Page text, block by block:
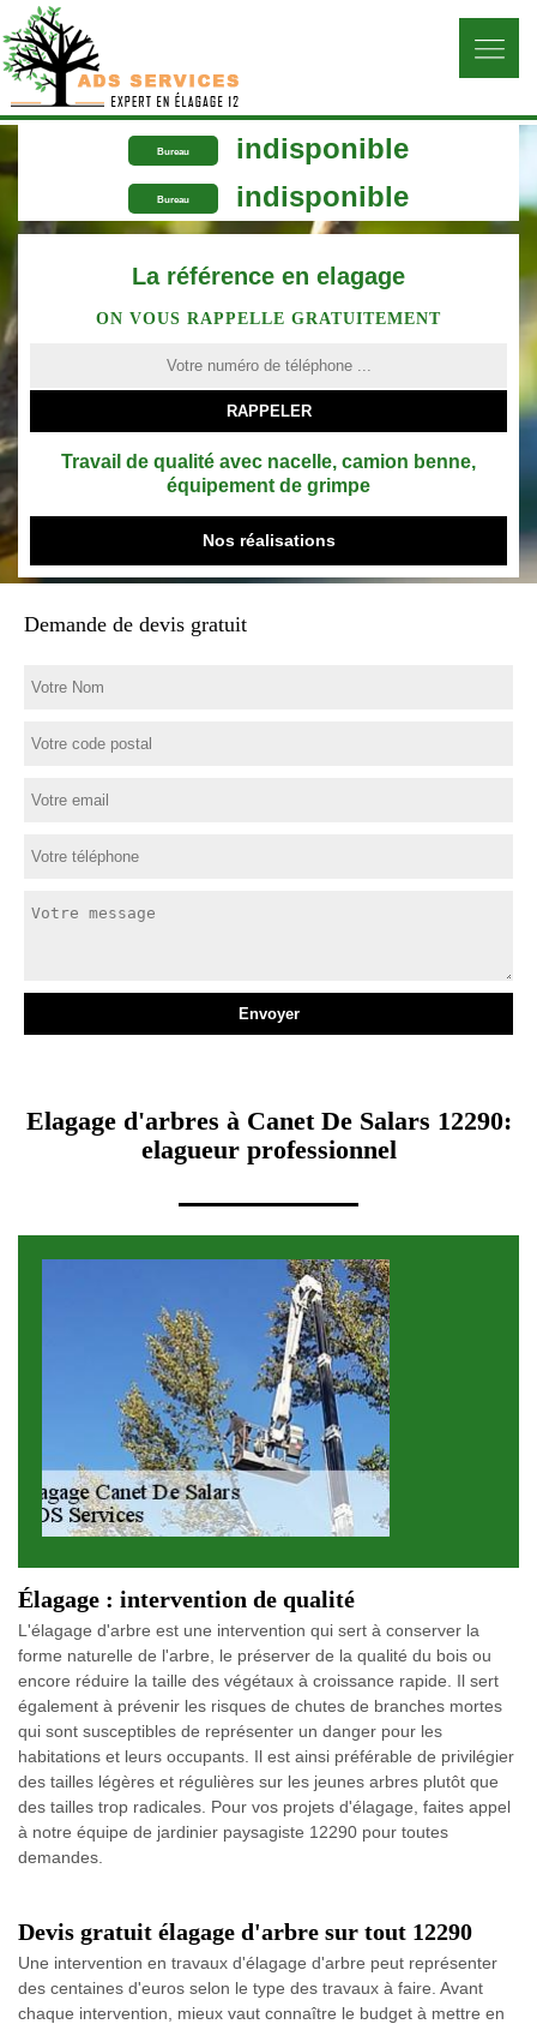
Bureau indisponible
Bureau indisponible
La référence en elagage
ON VOUS RAPPELLE GRATUITEMENT
Travail de qualité avec nacelle, camion benne,
équipement de grimpe
Nos réalisations
Demande de devis gratuit
Elagage d'arbres à Canet De Salars 12290:
elagueur professionnel
Élagage : intervention de qualité
L'élagage d'arbre est une intervention qui sert à conserver la
forme naturelle de l'arbre, le préserver de la qualité du bois ou
encore réduire la taille des végétaux à croissance rapide. Il sert
également à prévenir les risques de chutes de branches mortes
qui sont susceptibles de représenter un danger pour les
habitations et leurs occupants. Il est ainsi préférable de privilégier
des tailles légères et régulières sur les jeunes arbres plutôt que
des tailles trop radicales. Pour vos projets d'élagage, faites appel
à notre équipe de jardinier paysagiste 12290 pour toutes
demandes.
Devis gratuit élagage d'arbre sur tout 12290
Une intervention en travaux d'élagage d'arbre peut représenter
des centaines d'euros selon le type des travaux à faire. Avant
chaque intervention, mieux vaut connaître le budget à mettre en